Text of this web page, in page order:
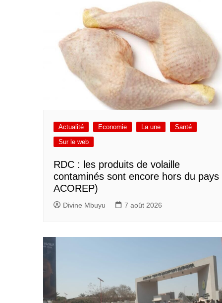
Actualité Economie La une
Santé
Sur le web
RDC : les produits de volaille
contaminés sont encore hors du pays
ACOREP)
Divine Mbuyu 7 août 2026